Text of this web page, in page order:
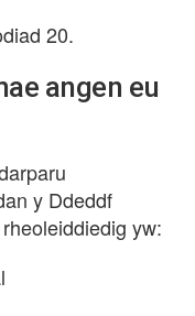
20.
angen eu
y Ddeddf
yw: